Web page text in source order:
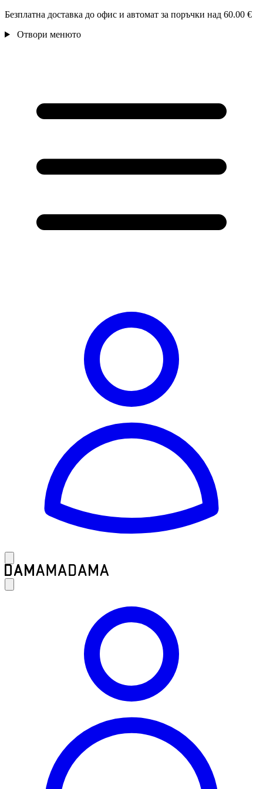
Безплатна доставка до офис и автомат за поръчки над 60.00 €
Отвори менюто